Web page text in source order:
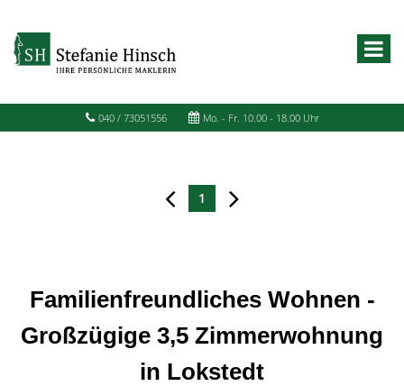
040 / 73051556 Mo. - Fr. 10.00 - 18.00 Uhr
1
Familienfreundliches Wohnen -
Großzügige 3,5 Zimmerwohnung
in Lokstedt